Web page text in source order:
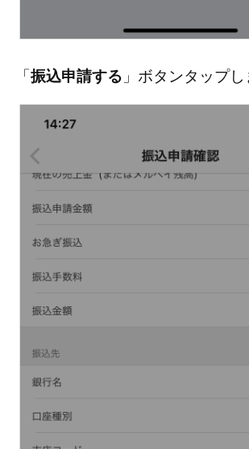
「振込申請する 」ボタンタップし